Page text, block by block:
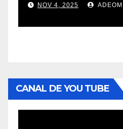
NOV 4, 2025
CANAL DE YOU TUBE